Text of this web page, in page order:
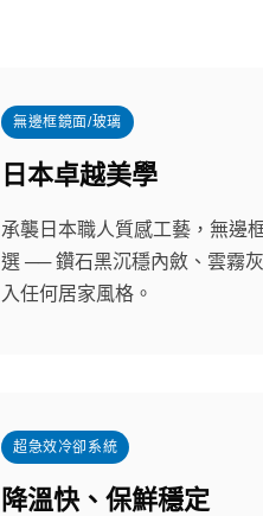
無邊框鏡面/玻璃
日本卓越美學
承襲日本職人質感工藝，無邊
選 ── 鑽石黑沉穩內斂、雲霧
入任何居家風格。
超急效冷卻系統
降溫快、保鮮穩定